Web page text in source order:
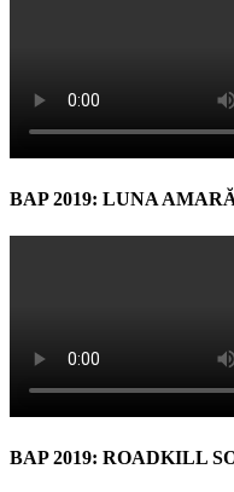
BAP 2019: LUNA
BAP 2019: ROADKILL